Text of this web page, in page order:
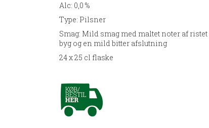
Alc: 0,0 %
Type: Pilsner
Smag: Mild smag med maltet noter af ristet
byg og en mild bitter afslutning
24 x 25 cl flaske